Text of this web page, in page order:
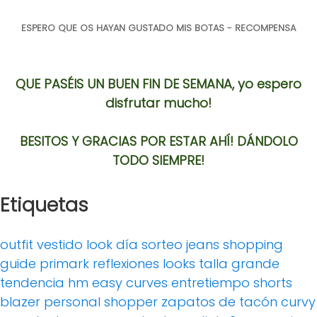
ESPERO QUE OS HAYAN GUSTADO MIS BOTAS - RECOMPENSA
QUE PASÉIS UN BUEN FIN DE SEMANA, yo espero
disfrutar mucho!
BESITOS Y GRACIAS POR ESTAR AHÍ! DÁNDOLO
TODO SIEMPRE!
Etiquetas
outfit vestido look día sorteo jeans shopping
guide primark reflexiones looks talla grande
tendencia hm easy curves entretiempo shorts
blazer personal shopper zapatos de tacón curvy